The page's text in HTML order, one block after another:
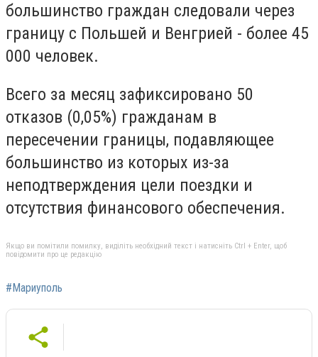
большинство граждан следовали через
границу с Польшей и Венгрией - более 45
000 человек.
Всего за месяц зафиксировано 50
отказов (0,05%) гражданам в
пересечении границы, подавляющее
большинство из которых из-за
неподтверждения цели поездки и
отсутствия финансового обеспечения.
Якщо ви помітили помилку, виділіть необхідний текст і натисніть Ctrl + Enter, щоб
повідомити про це редакцію
#Мариуполь